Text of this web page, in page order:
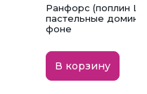
Ранфорс (поплин
пастельные
фоне
В корзину